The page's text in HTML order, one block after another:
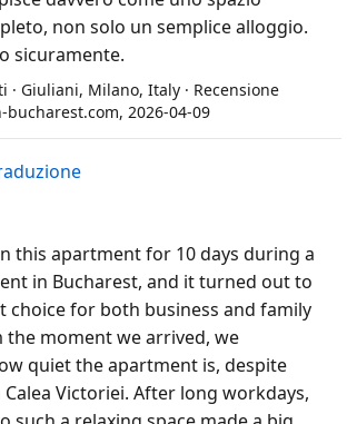
non solo un semplice alloggio.
sicuramente.
· Giuliani, Milano, Italy · Recensione
2026-04-09
this apartment for 10 days during a
in Bucharest, and it turned out to
choice for both business and family
moment we arrived, we
quiet the apartment is, despite
Victoriei. After long workdays,